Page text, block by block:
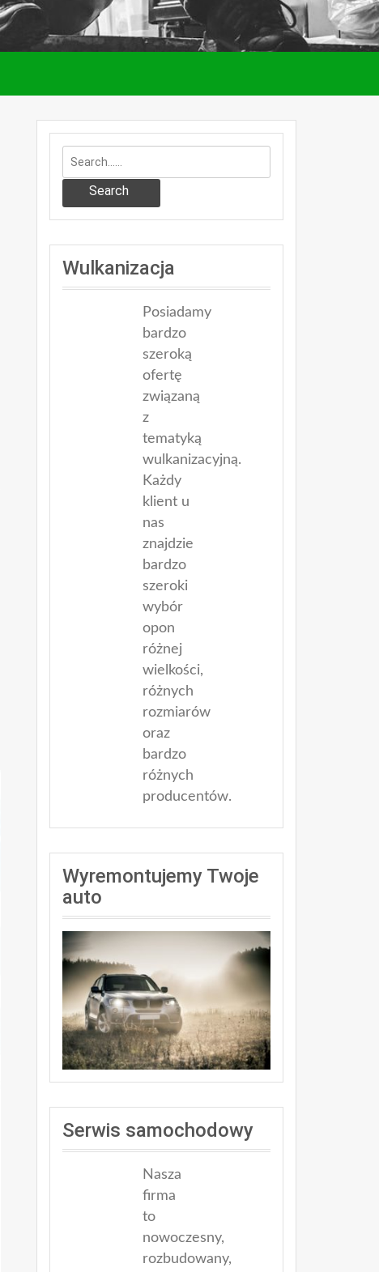
Search
Wulkanizacja
Posiadamy
bardzo
szeroką
ofertę
związaną
z
tematyką
wulkanizacyjną.
Każdy
klient u
nas
znajdzie
bardzo
szeroki
wybór
opon
różnej
wielkości,
różnych
rozmiarów
oraz
bardzo
różnych
producentów.
Wyremontujemy Twoje
auto
Serwis samochodowy
Nasza
firma
to
nowoczesny,
rozbudowany,